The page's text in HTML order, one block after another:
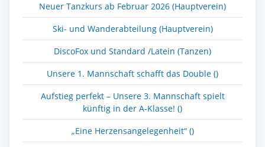
Neuer Tanzkurs ab Februar 2026 (Hauptverein)
Ski- und Wanderabteilung (Hauptverein)
DiscoFox und Standard /Latein (Tanzen)
Unsere 1. Mannschaft schafft das Double ()
Aufstieg perfekt – Unsere 3. Mannschaft spielt
künftig in der A-Klasse! ()
„Eine Herzensangelegenheit“ ()